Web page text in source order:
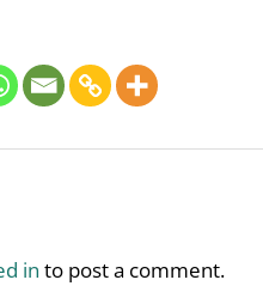
in to post a comment.